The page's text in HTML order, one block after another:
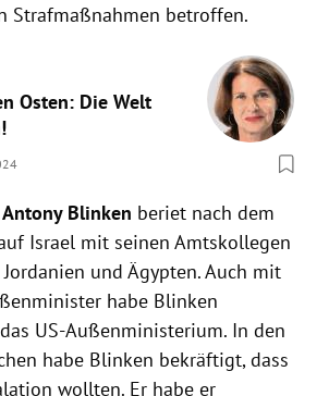
Strafmaßnahmen betroffen.
Osten: Die Welt
Antony Blinken beriet nach dem
Israel mit seinen Amtskollegen
und Ägypten. Auch mit
habe Blinken
US-Außenministerium. In den
habe Blinken bekräftigt, dass
wollten. Er habe er